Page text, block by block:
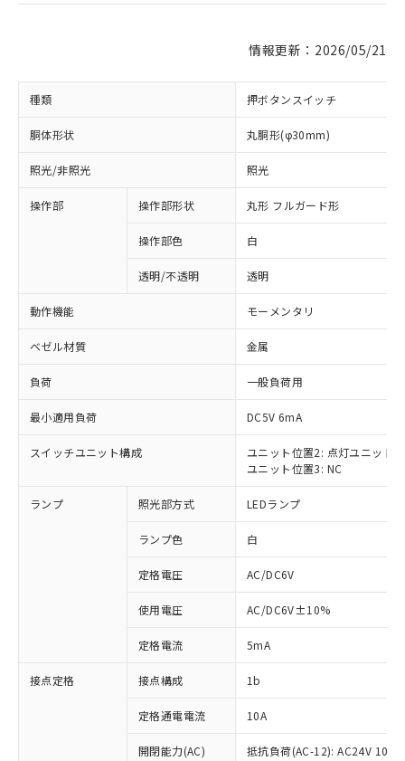
情報更新：2026/05/21
種類 押ボタンスイッチ
胴体形状 丸胴形(φ30mm)
照光/非照光 照光
操作部 操作部形状 丸形 フルガード形
操作部色 白
透明/不透明 透明
動作機能 モーメンタリ
ベゼル材質 金属
負荷 一般負荷用
最小適用負荷 DC5V 6mA
スイッチユニット構成
ユニット位置2: 点灯ユニット
ユニット位置3: NC
ランプ 照光部方式 LEDランプ
ランプ色 白
定格電圧 AC/DC6V
使用電圧 AC/DC6V±10%
定格電流 5mA
接点定格 接点構成 1b
定格通電電流 10A
開閉能力(AC)
抵抗負荷(AC-12): AC24V 10A/
ご利用条件
以下の条件をお読みいただき、同意のうえ
ご利用ください。
本サービスは、当社制御機器事業取扱
商品の当社在庫状況および標準価格
(税抜)を提供させていただくもので
当社制御機器事業取扱商品の中には、
※1 対応状況
対応済み：EU RoHS指令（10物質）の
非含有に対応した製品が提供可能な商品で
対応予定：EU RoHS指令（10物質）の非含
有に対応した製品に切り替える予定のある
対応予定なし：EU RoHS指令（10物質）の
非含有に非対応の商品で、対応品を出す予
定はありません。
調査・確認中：EU RoHS指令（10物質）の
非含有の対応状況を調査中または確認中の
非該当品：ライセンス料など無形物で、有
害物質有無と関係のない商品です。
※1 中国RoHS○×表
「○」：最大均質材料含有率が中国RoHSの
基準値以下であることを示します。